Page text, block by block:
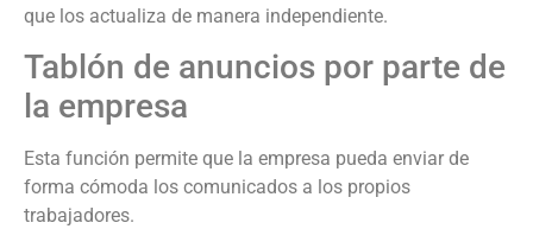
que los actualiza de manera independiente.
Tablón de anuncios por parte de
la empresa
Esta función permite que la empresa pueda enviar de
forma cómoda los comunicados a los propios
trabajadores.